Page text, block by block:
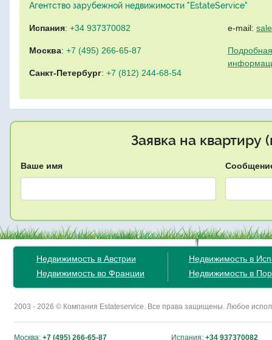
Агентство зарубежной недвижимости "EstateService"
Испания: +34 937370082
Москва: +7 (495) 266-65-87
Санкт-Петербург: +7 (812) 244-68-54
e-mail:
Заявка на квартиру
Ваше имя
Недвижимость в Австрии
Недвижимость во Франции
Недвижимость в
Недвижимость в
2003 - 2026 © Компания Estateservice. Все права защищены. Любое
Москва: +7 (495) 266-65-87 Испания: +34 937370082